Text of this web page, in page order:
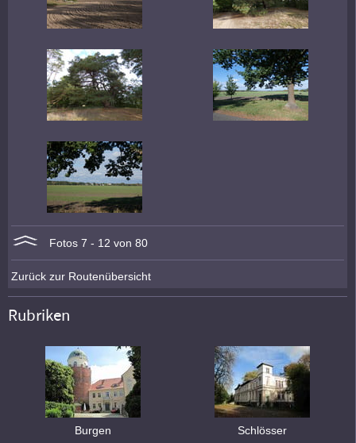
Fotos 7 - 12 von 80
Zurück zur Routenübersicht
Rubriken
Burgen Schlösser